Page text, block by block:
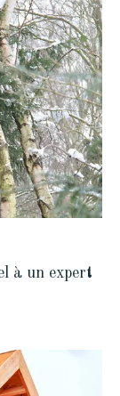
à un expert